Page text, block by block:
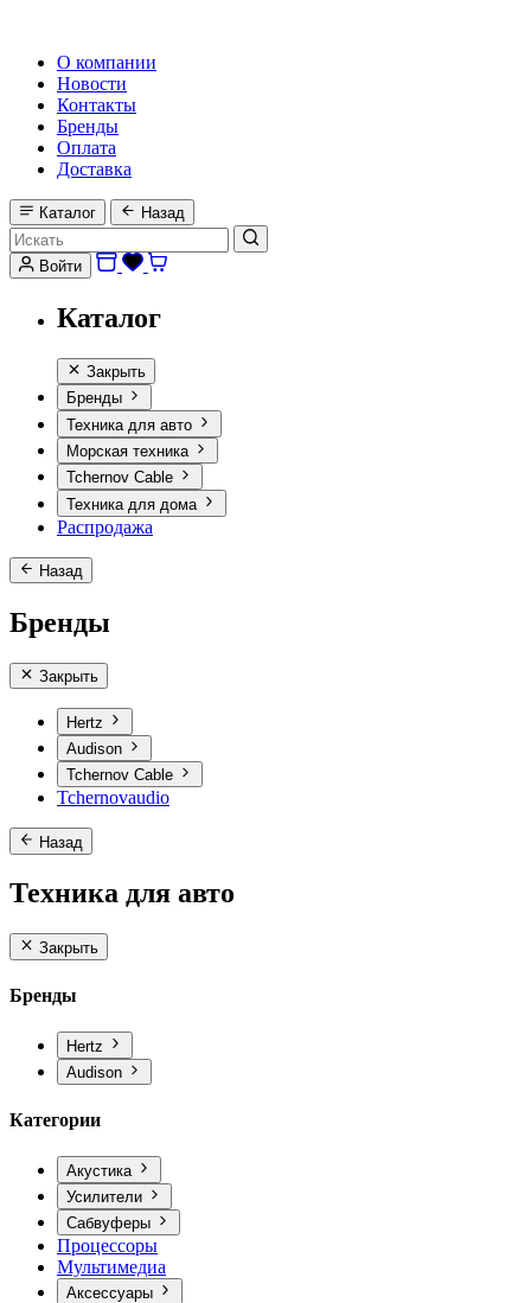
О компании
Новости
Контакты
Бренды
Оплата
Доставка
Каталог Назад
Войти
Каталог
Закрыть
Бренды
Техника для авто
Морская техника
Tchernov Cable
Техника для дома
Распродажа
Назад
Бренды
Закрыть
Hertz
Audison
Tchernov Cable
Tchernovaudio
Назад
Техника для авто
Закрыть
Бренды
Hertz
Audison
Категории
Акустика
Усилители
Сабвуферы
Процессоры
Мультимедиа
Аксессуары